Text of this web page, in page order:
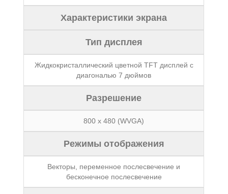
Характеристики экрана
Тип дисплея
Жидкокристаллический цветной TFT дисплей с
диагональю 7 дюймов
Разрешение
800 x 480 (WVGA)
Режимы отображения
Векторы, переменное послесвечение и
бесконечное послесвечение